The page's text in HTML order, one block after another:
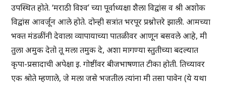
उपस्थित होते. ‘मराठी विश्व’ च्या पूर्वाध्यक्षा शैला विद्वांस व श्री अशोक
विद्वांस आवर्जून आले होते. दोन्ही सत्रांत भरपूर प्रश्नोत्तरे झाली. आमच्या
भक्त मंडळींनी देवाला व्यापायाच्या पातळीवर आणून बसवले आहे, मी
तुला अमुक देतो तू मला तमुक दे, अशा मागण्या स्तुतीच्या बदल्यात
कृपा-प्रसादाची अपेक्षा इ. गोष्टींवर बीजभाषणात टीका होती. तिच्यावर
एक श्रोते म्हणाले, जे मला जसे भजतील त्यांना मी तसा पावेन (ये यथा